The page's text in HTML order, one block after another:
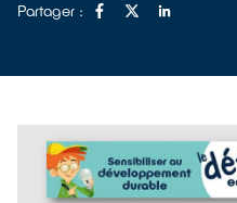
Partager :